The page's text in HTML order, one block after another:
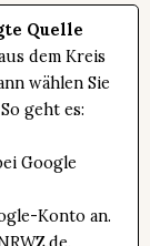
Quelle
dem Kreis
wählen Sie
geht es:
Google
Konto an.